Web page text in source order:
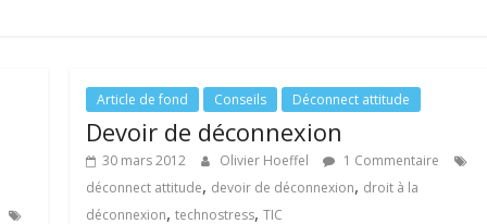
Article de fond Conseils Déconnect attitude
Devoir de déconnexion
30 mars 2012 Olivier Hoeffel
1 Commentaire
déconnect attitude, devoir de déconnexion, droit à la
déconnexion,technostress,TIC